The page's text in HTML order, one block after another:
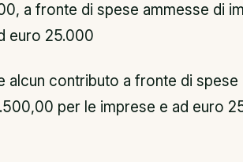
a fronte di spese ammesse di
euro 25.000
alcun contributo a fronte di spese
per le imprese e ad euro